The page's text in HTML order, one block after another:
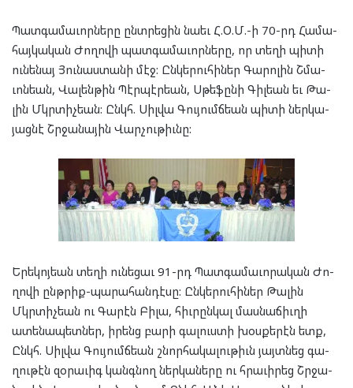
Պատ­գա­մա­ւոր­նե­րը ընտ­րե­ցին նա­եւ Հ.Օ.Մ.-ի 70-րդ Հա­մա­
հայ­կա­կան Ժո­ղո­վի պատ­գա­մա­ւոր­նե­րը, որ տե­ղի պի­տի
ու­նե­նայ Յու­նաս­տա­նի մէջ: Ըն­կե­րու­հի­ներ Գա­րո­լին Շ­մա­
ւոն­եան, Վա­լեն­թին Պէր­պէր­եան, Սթե­ֆը­նի Գիլ­եան եւ Թա­
լին Մկրտիչ­եան: Ընկհ. Սիլ­վա Գու­յումճ­եան պի­տի ներ­կա­
յաց­նէ Շրջա­նա­յին Վար­չու­թիւնը:
Երե­կոյ­եան տե­ղի ու­նե­ցաւ 91-րդ Պատ­գա­մա­ւո­րա­կան Ժո­
ղո­վի ընթ­րիք-պա­րա­հան­դէ­սը: Ըն­կե­րու­հի­ներ Թա­լին
Մկրտիչ­եան ու Գա­րէն Բի­լա, հիւ­րըն­կալ մաս­նա­ճիւ­ղի
ատե­նա­պետ­ներ, իրենց բա­րի գա­լուս­տի խօս­քե­րէն ետք,
Ընկհ. Սիլ­վա Գու­յումճ­եան շնոր­հա­կա­լու­թիւն յայտ­նեց գա­
ղու­թէն զօ­րա­ւիգ կանգ­նող ներ­կա­նե­րը ու հրա­ւի­րեց Շրջա­